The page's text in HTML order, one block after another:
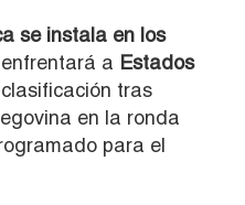
se instala en los
a Estados
tras
en la ronda
para el